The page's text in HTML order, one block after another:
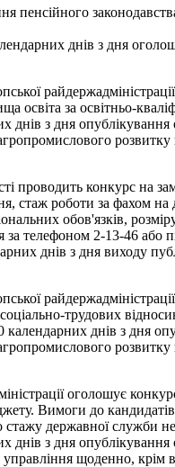
пенсійного
днів з дня
за освітньо-
днів з дня
агропромислового
проводить конкурс на
стаж роботи за фахом
обов'язків,
телефоном 2-13-46 або
днів з дня виходу
трудових
календарних днів з дня
агропромислового
оголошує
Вимоги до
стажу державної служби
днів з дня
управління щоденно,